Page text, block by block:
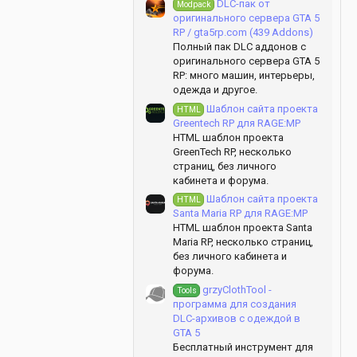
Modpack DLC-пак от
оригинального сервера GTA 5
RP / gta5rp.com (439 Addons)
Полный пак DLC аддонов с
оригинального сервера GTA 5
RP: много машин, интерьеры,
одежда и другое.
HTML Шаблон сайта проекта
Greentech RP для RAGE:MP
HTML шаблон проекта
GreenTech RP, несколько
страниц, без личного
кабинета и форума.
HTML Шаблон сайта проекта
Santa Maria RP для RAGE:MP
HTML шаблон проекта Santa
Maria RP, несколько страниц,
без личного кабинета и
форума.
Tools
grzyClothTool -
программа для создания
DLC-архивов c одеждой в
GTA 5
Бесплатный инструмент для